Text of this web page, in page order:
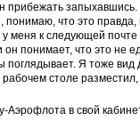
прибежать
что это правда,
меня к следующей
понимает, что это не
поглядывает. Я тоже
столе
в свой